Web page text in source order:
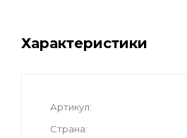
Характеристики
Артикул
Страна